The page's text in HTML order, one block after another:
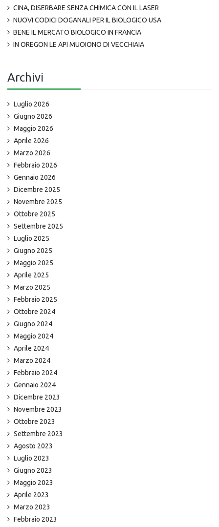
CINA, DISERBARE SENZA CHIMICA CON IL LASER
NUOVI CODICI DOGANALI PER IL BIOLOGICO USA
BENE IL MERCATO BIOLOGICO IN FRANCIA
IN OREGON LE API MUOIONO DI VECCHIAIA
Archivi
Luglio 2026
Giugno 2026
Maggio 2026
Aprile 2026
Marzo 2026
Febbraio 2026
Gennaio 2026
Dicembre 2025
Novembre 2025
Ottobre 2025
Settembre 2025
Luglio 2025
Giugno 2025
Maggio 2025
Aprile 2025
Marzo 2025
Febbraio 2025
Ottobre 2024
Giugno 2024
Maggio 2024
Aprile 2024
Marzo 2024
Febbraio 2024
Gennaio 2024
Dicembre 2023
Novembre 2023
Ottobre 2023
Settembre 2023
Agosto 2023
Luglio 2023
Giugno 2023
Maggio 2023
Aprile 2023
Marzo 2023
Febbraio 2023